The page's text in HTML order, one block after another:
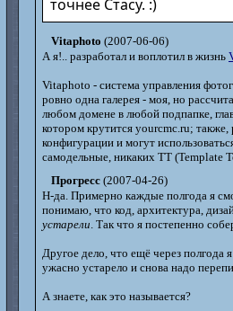
точнее Стасу. :)
Vitaphoto (2007-06-06)
А я!.. разработал и воплотил в жизнь
Vitaphoto - система управления
ровно одна галерея - моя, но
любом домене в любой подпапке,
котором крутится yourcmc.ru; также,
конфигурации и могут
самодельные, никаких TT (Template
Прогресс (2007-04-26)
Н-да. Примерно каждые полгода я
понимаю, что код, архитектура,
устарели. Так что я постепенно
Другое дело, что ещё через полгода
ужасно устарело и снова надо
А знаете, как это называется?